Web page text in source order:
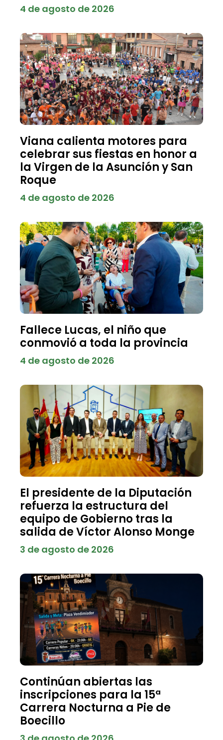
4 de agosto de 2026
Viana calienta motores para
celebrar sus fiestas en honor a
la Virgen de la Asunción y San
Roque
4 de agosto de 2026
Fallece Lucas, el niño que
conmovió a toda la provincia
4 de agosto de 2026
El presidente de la Diputación
refuerza la estructura del
equipo de Gobierno tras la
salida de Víctor Alonso Monge
3 de agosto de 2026
Continúan abiertas las
inscripciones para la 15ª
Carrera Nocturna a Pie de
Boecillo